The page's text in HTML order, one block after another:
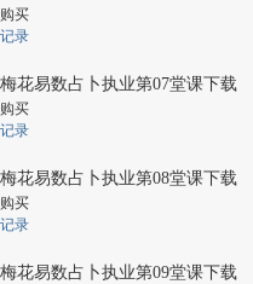
购买
记录
梅花易数占卜执业第07堂课下载
购买
记录
梅花易数占卜执业第08堂课下载
购买
记录
梅花易数占卜执业第09堂课下载